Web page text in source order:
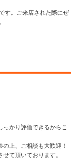
す。ご来店された際にぜ
っかり評価できるからこ
上、ご相談も大歓迎！
て頂いております。